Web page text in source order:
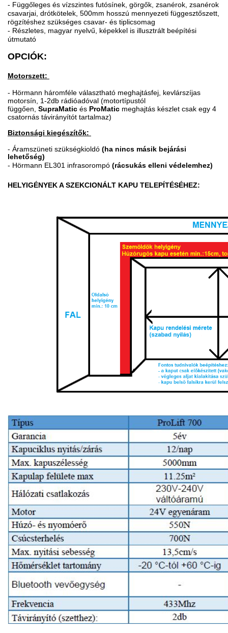
- Függőleges és vízszintes futósínek, görgők, zsanérok, zsanérok
csavarjai, drótkötelek, 500mm hosszú mennyezeti függesztőszett,
rögzítéshez szükséges csavar- és tiplicsomag
- Részletes, magyar nyelvű, képekkel is illusztrált beépítési
útmutató
OPCIÓK:
Motorszett:
- Hörmann háromféle választható meghajtásfej, kevlárszíjas
motorsín, 1-2db rádióadóval (motortípustól
függően, SupraMatic és ProMatic meghajtás készlet csak egy 4
csatornás távirányítót tartalmaz)
Biztonsági kiegészítők:
- Áramszüneti szükségkioldó (ha nincs másik bejárási
lehetőség)
- Hörmann EL301 infrasorompó (rácsukás elleni védelemhez)
HELYIGÉNYEK A SZEKCIONÁLT KAPU TELEPÍTÉSÉHEZ: